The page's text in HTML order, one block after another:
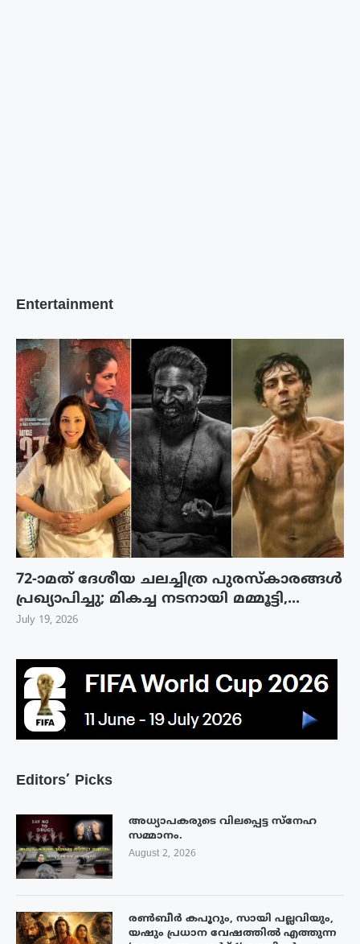
Editors’ Picks
അധ്യാപകരുടെ വിലപ്പെട്ട സ്നേഹ
സമ്മാനം.
August 2, 2026
രൺബീർ കപൂറും, സായി പല്ലവിയും,
യഷും പ്രധാന വേഷത്തിൽ എത്തുന്ന
Entertainment
72-ാമത് ദേശീയ ചലച്ചിത്ര പുരസ്‌കാരങ്ങള്‍
പ്രഖ്യാപിച്ചു; മികച്ച നടനായി മമ്മൂട്ടി,...
July 19, 2026